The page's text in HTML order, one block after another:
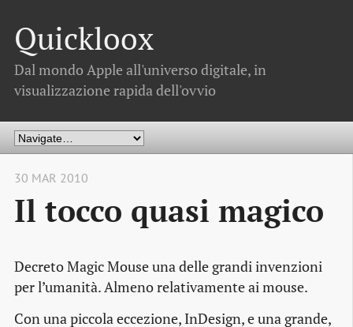
Quickloox
Dal mondo Apple all'universo digitale, in
visualizzazione rapida dell'ovvio
30 MAR 2010
Il tocco quasi magico
Decreto Magic Mouse una delle grandi invenzioni
per l’umanità. Almeno relativamente ai mouse.
Con una piccola eccezione, InDesign, e una grande,